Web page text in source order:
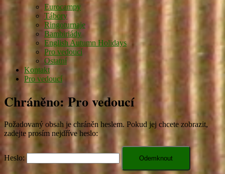
Eurocampy
Tábory
Ringoturnaje
Bambiriády
English Autumn Holidays
Pro vedoucí
Ostatní
Kontakt
Pro vedoucí
Chráněno: Pro vedoucí
Požadovaný obsah je chráněn heslem. Pokud jej chcete zobrazit,
zadejte prosím nejdříve heslo:
Heslo: